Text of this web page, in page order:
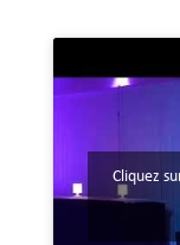
Cliquez